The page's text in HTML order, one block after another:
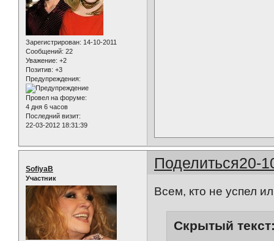
Зарегистрирован: 14-10-2011
Сообщений: 22
Уважение: +2
Позитив: +3
Предупреждения:
Провел на форуме:
4 дня 6 часов
Последний визит:
22-03-2012 18:31:39
Поделиться20-
SofiyaB
Участник
Всем, кто не успел
Скрытый